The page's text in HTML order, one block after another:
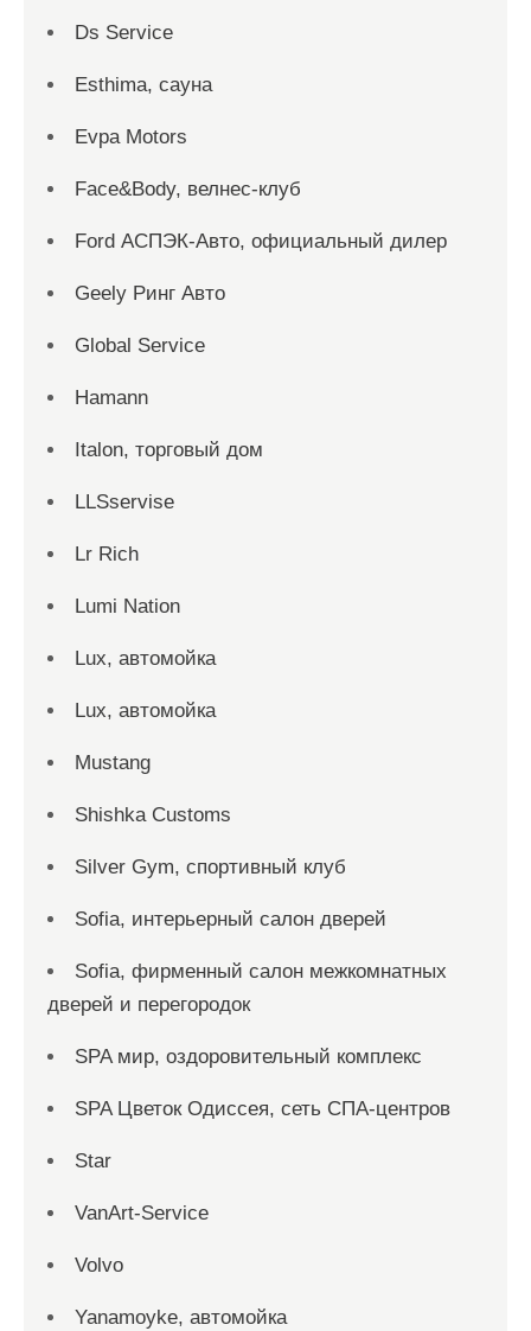
Ds Service
Esthima, сауна
Evpa Motors
Face&Body, велнес-клуб
Ford АСПЭК-Авто, официальный дилер
Geely Ринг Авто
Global Service
Hamann
Italon, торговый дом
LLSservise
Lr Rich
Lumi Nation
Lux, автомойка
Lux, автомойка
Mustang
Shishka Customs
Silver Gym, спортивный клуб
Sofia, интерьерный салон дверей
Sofia, фирменный салон межкомнатных
дверей и перегородок
SPA мир, оздоровительный комплекс
SPA Цветок Одиссея, сеть СПА-центров
Star
VanArt-Service
Volvo
Yanamoyke, автомойка